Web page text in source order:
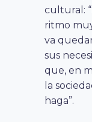
cultural:
ritmo
va
sus
que, en
la
haga”.